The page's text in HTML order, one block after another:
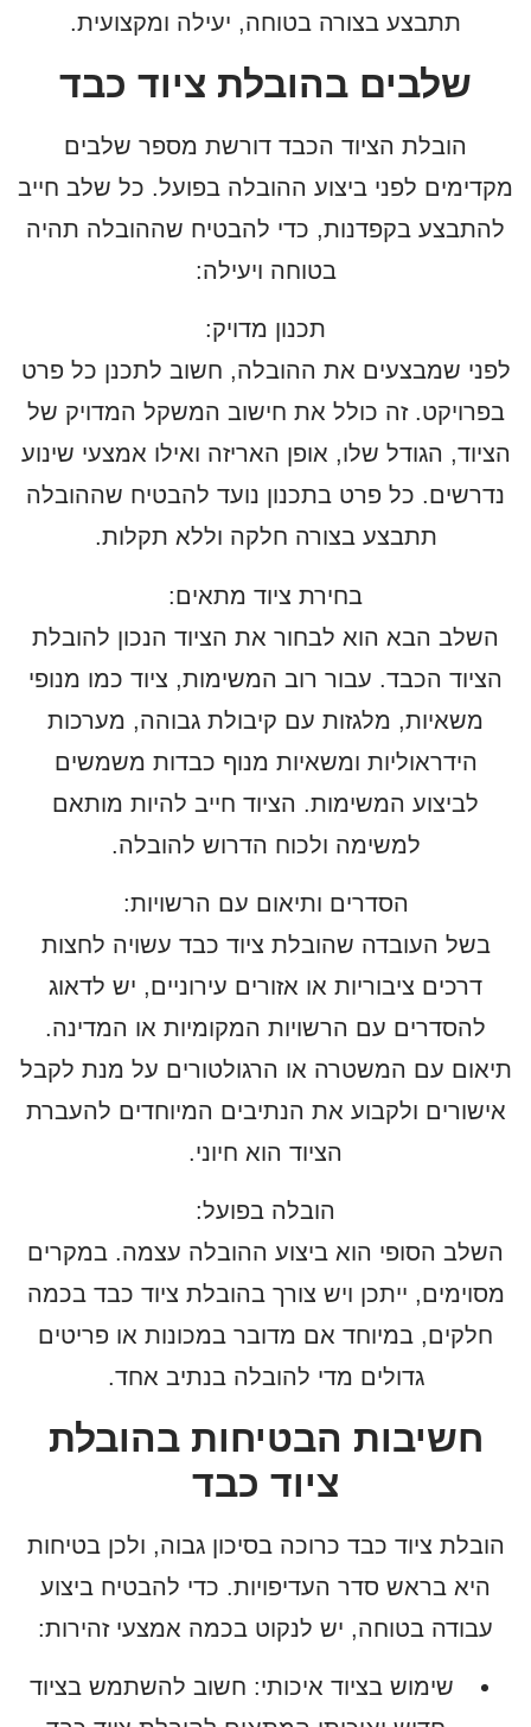
תתבצע בצורה בטוחה, יעילה ומקצועית.
שלבים בהובלת ציוד כבד
הובלת הציוד הכבד דורשת מספר שלבים
מקדימים לפני ביצוע ההובלה בפועל. כל שלב חייב
להתבצע בקפדנות, כדי להבטיח שההובלה תהיה
בטוחה ויעילה:
תכנון מדויק:
לפני שמבצעים את ההובלה, חשוב לתכנן כל פרט
בפרויקט. זה כולל את חישוב המשקל המדויק של
הציוד, הגודל שלו, אופן האריזה ואילו אמצעי שינוע
נדרשים. כל פרט בתכנון נועד להבטיח שההובלה
תתבצע בצורה חלקה וללא תקלות.
בחירת ציוד מתאים:
השלב הבא הוא לבחור את הציוד הנכון להובלת
הציוד הכבד. עבור רוב המשימות, ציוד כמו מנופי
משאיות, מלגזות עם קיבולת גבוהה, מערכות
הידראוליות ומשאיות מנוף כבדות משמשים
לביצוע המשימות. הציוד חייב להיות מותאם
למשימה ולכוח הדרוש להובלה.
הסדרים ותיאום עם הרשויות:
בשל העובדה שהובלת ציוד כבד עשויה לחצות
דרכים ציבוריות או אזורים עירוניים, יש לדאוג
להסדרים עם הרשויות המקומיות או המדינה.
תיאום עם המשטרה או הרגולטורים על מנת לקבל
אישורים ולקבוע את הנתיבים המיוחדים להעברת
הציוד הוא חיוני.
הובלה בפועל:
השלב הסופי הוא ביצוע ההובלה עצמה. במקרים
מסוימים, ייתכן ויש צורך בהובלת ציוד כבד בכמה
חלקים, במיוחד אם מדובר במכונות או פריטים
גדולים מדי להובלה בנתיב אחד.
חשיבות הבטיחות בהובלת
ציוד כבד
הובלת ציוד כבד כרוכה בסיכון גבוה, ולכן בטיחות
היא בראש סדר העדיפויות. כדי להבטיח ביצוע
עבודה בטוחה, יש לנקוט בכמה אמצעי זהירות:
שימוש בציוד איכותי: חשוב להשתמש בציוד